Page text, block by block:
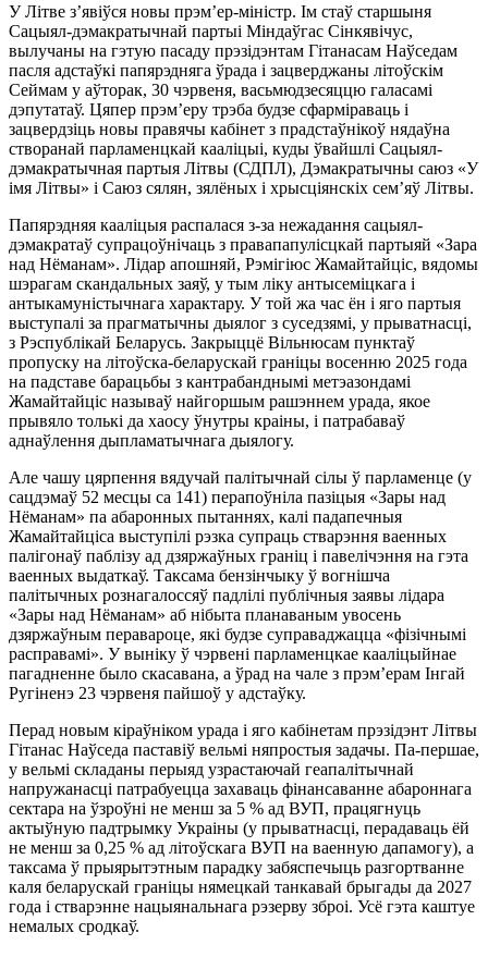
У Літве з’явіўся новы прэм’ер-міністр. Ім стаў старшыня
Сацыял-дэмакратычнай партыі Міндаўгас Сінкявічус,
вылучаны на гэтую пасаду прэзідэнтам Гітанасам Наўседам
пасля адстаўкі папярэдняга ўрада і зацверджаны літоўскім
Сеймам у аўторак, 30 чэрвеня, васьмюдзесяццю галасамі
дэпутатаў. Цяпер прэм’еру трэба будзе сфарміраваць і
зацвердзіць новы правячы кабінет з прадстаўнікоў нядаўна
створанай парламенцкай кааліцыі, куды ўвайшлі Сацыял-
дэмакратычная партыя Літвы (СДПЛ), Дэмакратычны саюз «У
імя Літвы» і Саюз сялян, зялёных і хрысціянскіх сем’яў Літвы.
Папярэдняя кааліцыя распалася з-за нежадання сацыял-
дэмакратаў супрацоўнічаць з правапапулісцкай партыяй «Зара
над Нёманам». Лідар апошняй, Рэмігіюс Жамайтайціс, вядомы
шэрагам скандальных заяў, у тым ліку антысеміцкага і
антыкамуністычнага характару. У той жа час ён і яго партыя
выступалі за прагматычны дыялог з суседзямі, у прыватнасці,
з Рэспублікай Беларусь. Закрыццё Вільнюсам пунктаў
пропуску на літоўска-беларускай граніцы восенню 2025 года
на падставе барацьбы з кантрабанднымі метэазондамі
Жамайтайціс называў найгоршым рашэннем урада, якое
прывяло толькі да хаосу ўнутры краіны, і патрабаваў
аднаўлення дыпламатычнага дыялогу.
Але чашу цярпення вядучай палітычнай сілы ў парламенце (у
сацдэмаў 52 месцы са 141) перапоўніла пазіцыя «Зары над
Нёманам» па абаронных пытаннях, калі падапечныя
Жамайтайціса выступілі рэзка супраць стварэння ваенных
палігонаў паблізу ад дзяржаўных граніц і павелічэння на гэта
ваенных выдаткаў. Таксама бензінчыку ў вогнішча
палітычных рознагалоссяў падлілі публічныя заявы лідара
«Зары над Нёманам» аб нібыта планаваным увосень
дзяржаўным перавароце, які будзе суправаджацца «фізічнымі
расправамі». У выніку ў чэрвені парламенцкае кааліцыйнае
пагадненне было скасавана, а ўрад на чале з прэм’ерам Інгай
Ругіненэ 23 чэрвеня пайшоў у адстаўку.
Перад новым кіраўніком урада і яго кабінетам прэзідэнт Літвы
Гітанас Наўседа паставіў вельмі няпростыя задачы. Па-першае,
у вельмі складаны перыяд узрастаючай геапалітычнай
напружанасці патрабуецца захаваць фінансаванне абароннага
сектара на ўзроўні не менш за 5 % ад ВУП, працягнуць
актыўную падтрымку Украіны (у прыватнасці, перадаваць ёй
не менш за 0,25 % ад літоўскага ВУП на ваенную дапамогу), а
таксама ў прыярытэтным парадку забяспечыць разгортванне
каля беларускай граніцы нямецкай танкавай брыгады да 2027
года і стварэнне нацыянальнага рэзерву зброі. Усё гэта каштуе
немалых сродкаў.